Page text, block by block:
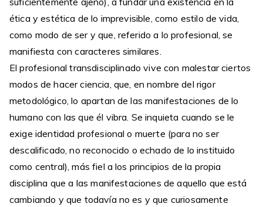
ética y estética de lo imprevisible, como estilo de vida,
como modo de ser y que, referido a lo profesional, se
manifiesta con caracteres similares.
El profesional transdisciplinado vive con malestar ciertos
modos de hacer ciencia, que, en nombre del rigor
metodológico, lo apartan de las manifestaciones de lo
humano con las que él vibra. Se inquieta cuando se le
exige identidad profesional o muerte (para no ser
descalificado, no reconocido o echado de lo instituido
como central), más fiel a los principios de la propia
disciplina que a las manifestaciones de aquello que está
cambiando y que todavía no es y que curiosamente